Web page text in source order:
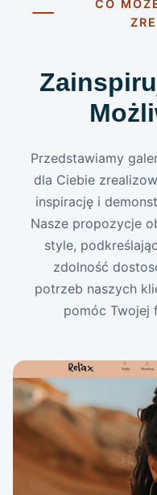
CO
Przedstawiamy
dla Ciebie
inspirację i
Nasze propozycje
style,
zdolność
potrzeb naszych
pomóc Twojej